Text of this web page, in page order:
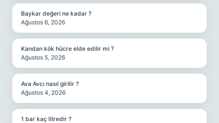
Baykar değeri ne kadar ?
Ağustos 6, 2026
Kandan kök hücre elde edilir mi ?
Ağustos 5, 2026
Ava Avcı nasıl girilir ?
Ağustos 4, 2026
1 bar kaç litredir ?